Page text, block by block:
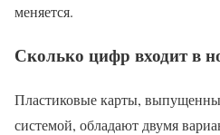
меняется.
Сколько цифр входит в
Пластиковые карты,
системой, обладают двумя